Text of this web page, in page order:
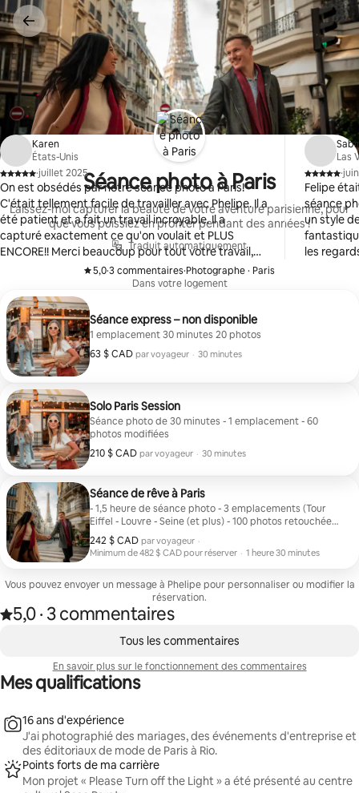
Aller
directement
au
contenu
Séance photo à Paris
Laissez-moi capturer la beauté de votre aventure parisienne, pour
que vous puissiez en profiter pendant des années !
Traduit automatiquement
5,0
,
·3 commentaires
, ·Photographe · Paris
Dans votre logement
Séance express – non disponible
1 emplacement 30 minutes 20 photos
63 $ CAD par voyageur
63 $ CAD par voyageur
, · 30 minutes
Solo Paris Session
Séance photo de 30 minutes - 1 emplacement - 60
photos modifiées
210 $ CAD par voyageur
210 $ CAD par voyageur
, · 30 minutes
Séance de rêve à Paris
- 1,5 heure de séance photo - 3 emplacements (Tour
Eiffel - Louvre - Seine (et plus) - 100 photos retouchées
- Transfert entre les emplacements
242 $ CAD par voyageur
242 $ CAD par voyageur
·
Minimum de 482 $ CAD pour réserver
,
· 1 heure 30 minutes
Vous pouvez envoyer un message à Phelipe pour personnaliser ou modifier la
réservation.
Note de 5,0 étoile(s) sur 5 d'après 3 commentaires
5,0
, · 3 commentaires
Karen
États-Unis
,
·juillet 2025
On est obsédés par notre séance photo à Paris!
C'était tellement facile de travailler avec Phelipe. Il a
été patient et a fait un travail incroyable. Il a
capturé exactement ce qu'on voulait et PLUS
ENCORE!! Merci beaucoup pour tout votre travail,
c'est vraiment un rêve devenu réalité.
Las
,
·
Felipe
séance
un style
les
Tous les commentaires
En savoir plus sur le fonctionnement des commentaires
Mes qualifications
16 ans d'expérience
J'ai photographié des mariages, des événements d'entreprise et
des éditoriaux de mode de Paris à Rio.
Points forts de ma carrière
Mon projet « Please Turn off the Light » a été présenté au centre